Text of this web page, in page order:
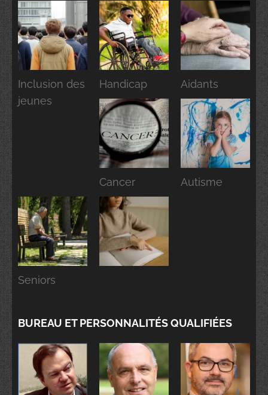
Inclusion des
jeunes
Handicap Aidants
Cancer Autisme
Seniors
BUREAU ET PERSONNALITÉS QUALIFIÉES